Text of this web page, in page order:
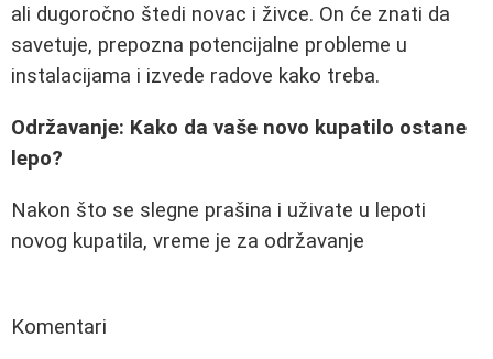
ali dugoročno štedi novac i živce. On će znati da
savetuje, prepozna potencijalne probleme u
instalacijama i izvede radove kako treba.
Održavanje: Kako da vaše novo kupatilo ostane
lepo?
Nakon što se slegne prašina i uživate u lepoti
novog kupatila, vreme je za održavanje
Komentari